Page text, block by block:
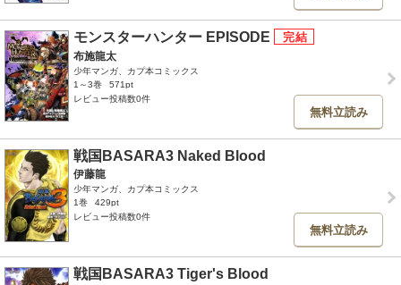
モンスターハンター EPISODE
布施龍太
少年マンガ、カプ本コミックス
1～3巻
571pt
レビュー投稿数0件
無料立読み
戦国BASARA3 Naked Blood
伊藤龍
少年マンガ、カプ本コミックス
1巻
429pt
レビュー投稿数0件
無料立読み
戦国BASARA3 Tiger's Blood